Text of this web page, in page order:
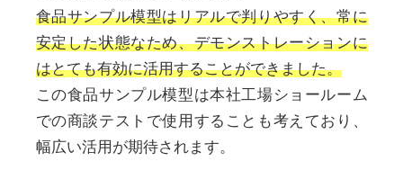
食品サンプル模型はリアルで判りやすく、常に
安定した状態なため、デモンストレーションに
はとても有効に活用することができました。
この食品サンプル模型は本社工場ショールーム
での商談テストで使用することも考えており、
幅広い活用が期待されます。